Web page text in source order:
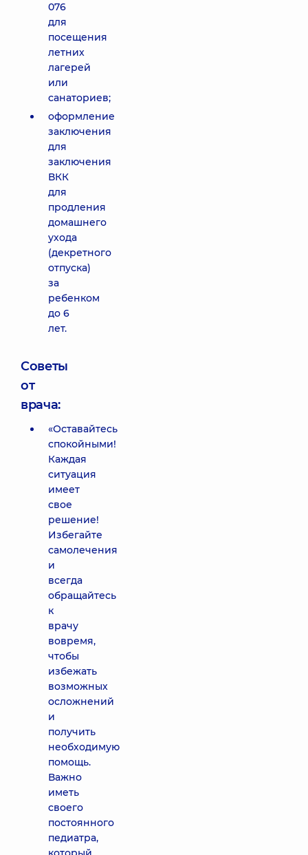
076
для
посещения
летних
лагерей
или
санаториев;
оформление
заключения
для
заключения
ВКК
для
продления
домашнего
ухода
(декретного
отпуска)
за
ребенком
до 6
лет.
Советы
от
врача:
«Оставайтесь
спокойными!
Каждая
ситуация
имеет
свое
решение!
Избегайте
самолечения
и
всегда
обращайтесь
к
врачу
вовремя,
чтобы
избежать
возможных
осложнений
и
получить
необходимую
помощь.
Важно
иметь
своего
постоянного
педиатра,